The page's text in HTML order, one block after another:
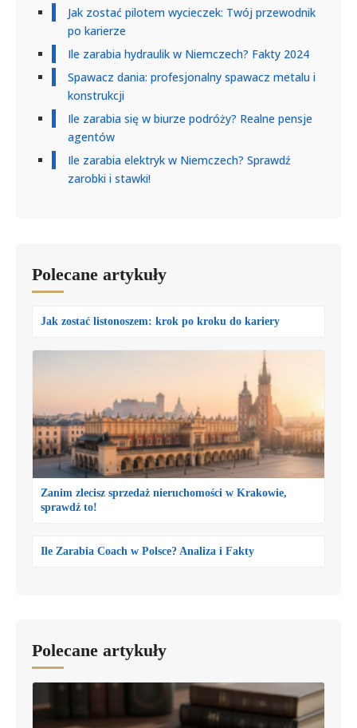
Jak zostać pilotem wycieczek: Twój przewodnik
po karierze
Ile zarabia hydraulik w Niemczech? Fakty 2024
Spawacz dania: profesjonalny spawacz metalu i
konstrukcji
Ile zarabia się w biurze podróży? Realne pensje
agentów
Ile zarabia elektryk w Niemczech? Sprawdź
zarobki i stawki!
Polecane artykuły
Jak zostać listonoszem: krok po kroku do kariery
Zanim zlecisz sprzedaż nieruchomości w Krakowie,
sprawdź to!
Ile Zarabia Coach w Polsce? Analiza i Fakty
Polecane artykuły